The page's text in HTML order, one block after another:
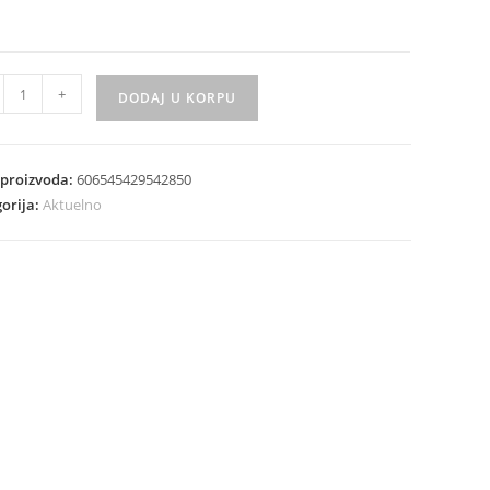
+ DODAJ U KORPU
606545429542850
Aktuelno